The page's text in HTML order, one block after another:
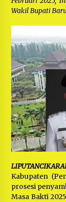
Wakil Bupati
Kabupaten
prosesi
Masa Bakti